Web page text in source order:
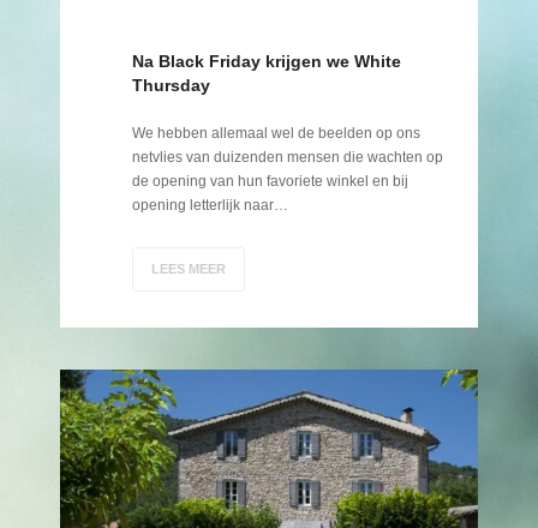
Na Black Friday krijgen we White
Thursday
We hebben allemaal wel de beelden op ons
netvlies van duizenden mensen die wachten op
de opening van hun favoriete winkel en bij
opening letterlijk naar…
LEES MEER